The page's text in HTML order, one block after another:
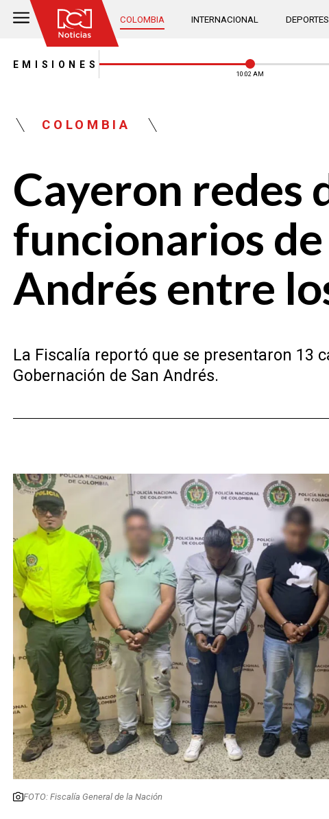
COLOMBIA INTERNACIONAL
EMISIONES
10:02 AM
COLOMBIA
Cayeron redes
funcionarios
Andrés entre
La Fiscalía reportó que se presentaron 13
Gobernación de San Andrés.
FOTO: Fiscalía General de la Nación